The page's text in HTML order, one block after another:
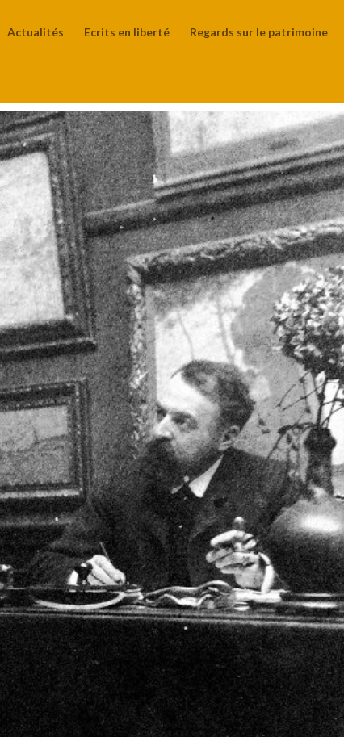
Actualités Ecrits en liberté Regards sur le patrimoine